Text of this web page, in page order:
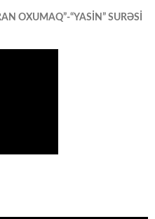
OXUMAQ”-“YASİN” SURƏSİ